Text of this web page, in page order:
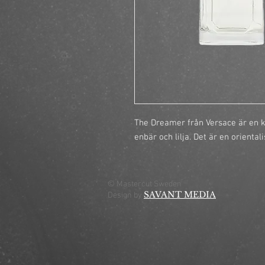
The Dreamer från Versace är
enbär och lilja. Det är en
© Mastercut Sweden
Design by SAVANT MEDIA